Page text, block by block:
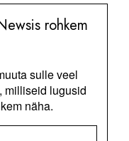
rohkem
sulle veel
milliseid lugusid
näha.